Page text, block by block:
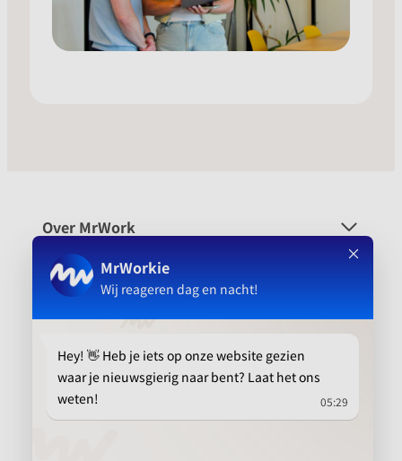
Over MrWork
Voor wie
Platform